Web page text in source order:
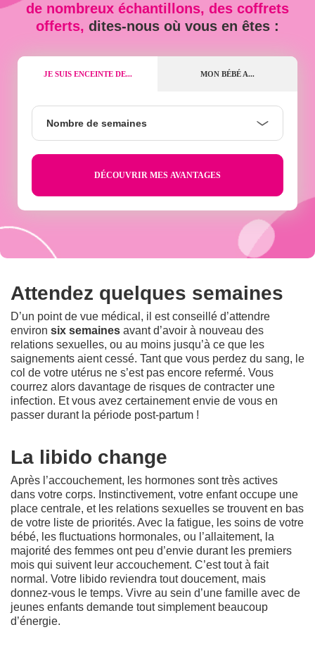
de nombreux échantillons, des coffrets
offerts, dites-nous où vous en êtes :
JE SUIS ENCEINTE DE... MON BÉBÉ A...
semaines
Nombre de semaines
Attendez quelques semaines
D’un point de vue médical, il est conseillé d’attendre
environ six semaines avant d’avoir à nouveau des
relations sexuelles, ou au moins jusqu’à ce que les
saignements aient cessé. Tant que vous perdez du sang, le
col de votre utérus ne s’est pas encore refermé. Vous
courrez alors davantage de risques de contracter une
infection. Et vous avez certainement envie de vous en
passer durant la période post-partum !
La libido change
Après l’accouchement, les hormones sont très actives
dans votre corps. Instinctivement, votre enfant occupe une
place centrale, et les relations sexuelles se trouvent en bas
de votre liste de priorités. Avec la fatigue, les soins de votre
bébé, les fluctuations hormonales, ou l’allaitement, la
majorité des femmes ont peu d’envie durant les premiers
mois qui suivent leur accouchement. C’est tout à fait
normal. Votre libido reviendra tout doucement, mais
donnez-vous le temps. Vivre au sein d’une famille avec de
jeunes enfants demande tout simplement beaucoup
d’énergie.